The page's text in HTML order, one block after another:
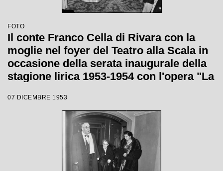
FOTO
Il conte Franco Cella di Rivara con la
moglie nel foyer del Teatro alla Scala in
occasione della serata inaugurale della
stagione lirica 1953-1954 con l'opera "La
Carlo Maria Giulini, con la regia di
Tatiana Pavlova
07 DICEMBRE 1953